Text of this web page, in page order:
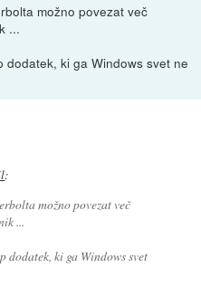
možno povezat več
...
ki ga Windows svet ne
:
možno povezat več
...
dodatek, ki ga Windows svet